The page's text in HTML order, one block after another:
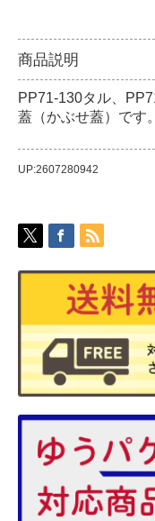
商品説明
PP71-130タル、
蓋（かぶせ蓋）です。
UP:2607280942